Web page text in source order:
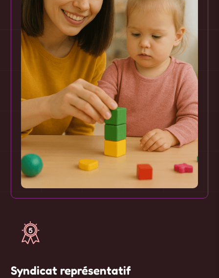
Syndicat représentatif